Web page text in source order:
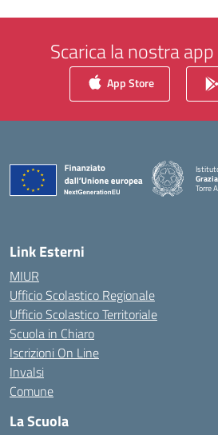
Scarica la nostra
App Store
Torre
Link Esterni
MIUR
Ufficio Scolastico Regionale
Ufficio Scolastico Territoriale
Scuola in Chiaro
Iscrizioni On Line
Invalsi
Comune
La Scuola